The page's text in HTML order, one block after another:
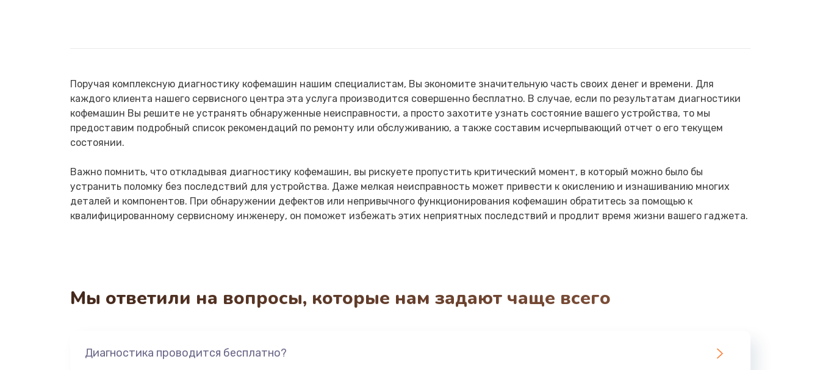
Поручая комплексную диагностику кофемашин нашим специалистам, Вы экономите значительную часть своих денег и времени. Для
каждого клиента нашего сервисного центра эта услуга производится совершенно бесплатно. В случае, если по результатам диагностики
кофемашин Вы решите не устранять обнаруженные неисправности, а просто захотите узнать состояние вашего устройства, то мы
предоставим подробный список рекомендаций по ремонту или обслуживанию, а также составим исчерпывающий отчет о его текущем
состоянии.
Важно помнить, что откладывая диагностику кофемашин, вы рискуете пропустить критический момент, в который можно было бы
устранить поломку без последствий для устройства. Даже мелкая неисправность может привести к окислению и изнашиванию многих
деталей и компонентов. При обнаружении дефектов или непривычного функционирования кофемашин обратитесь за помощью к
квалифицированному сервисному инженеру, он поможет избежать этих неприятных последствий и продлит время жизни вашего гаджета.
Мы ответили на вопросы, которые нам задают чаще всего
Диагностика проводится бесплатно?